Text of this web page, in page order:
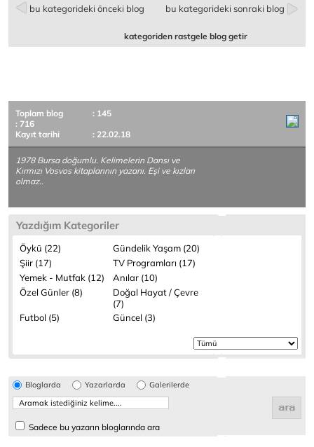
bu kategorideki önceki blog bu kategorideki sonraki blog
kategoriden rastgele blog getir
Toplam blog
: 145
: 716
Kayıt tarihi
: 22.02.18
1978 Bursa doğumlu. Kelimelerin Dansı ve
Kırmızı Vosvos kitaplarının yazanı. Eşi ve kızları
olmaz..
Yazdığım Kategoriler
Öykü (22)
Gündelik Yaşam (20)
Şiir (17)
TV Programları (17)
Yemek - Mutfak (12)
Anılar (10)
Özel Günler (8)
Doğal Hayat / Çevre
(7)
Futbol (5) Güncel (3)
Bloglarda Yazarlarda Galerilerde
Sadece bu yazarın bloglarında ara